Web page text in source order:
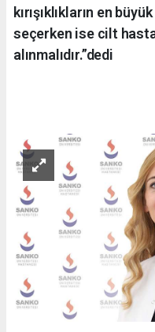
kırışıklıkların en
seçerken ise cilt
alınmalıdır.”dedi